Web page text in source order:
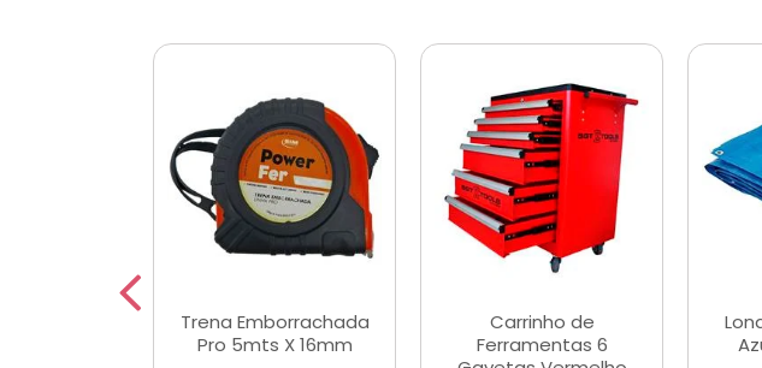
Trena Emborrachada
Pro 5mts X 16mm
Carrinho de
Ferramentas 6